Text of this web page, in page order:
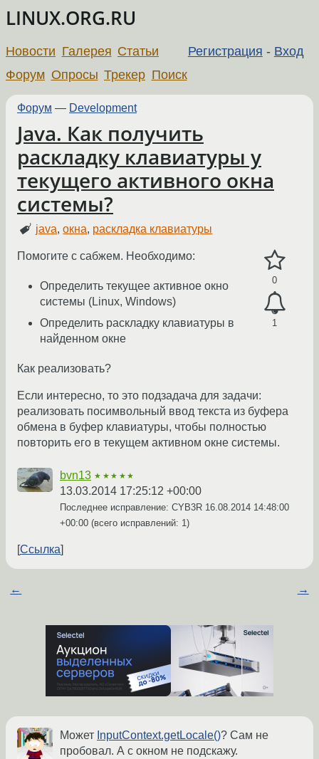
LINUX.ORG.RU
Регистрация - Вход
Новости Галерея Статьи
Форум Опросы Трекер Поиск
Форум — Development
Java. Как получить
раскладку клавиатуры у
текущего активного окна
системы?
java,окна, раскладка клавиатуры
0
1
Помогите с сабжем. Необходимо:
Определить текущее активное окно
системы (Linux, Windows)
Определить раскладку клавиатуры в
найденном окне
Как реализовать?
Если интересно, то это подзадача для задачи:
реализовать посимвольный ввод текста из буфера
обмена в буфер клавиатуры, чтобы полностью
повторить его в текущем активном окне системы.
bvn13 ★★★★★
13.03.2014 17:25:12 +00:00
Последнее исправление: CYB3R 16.08.2014 14:48:00
+00:00 (всего исправлений: 1)
Ссылка
← →
Может InputContext.getLocale()? Сам не
пробовал. А с окном не подскажу.